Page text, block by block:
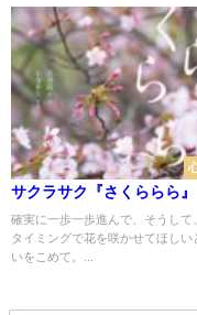
サクラサク『さくららら』
確実に一歩一歩進んで、そうして
タイミングで花を咲かせてほしい
いをこめて。...